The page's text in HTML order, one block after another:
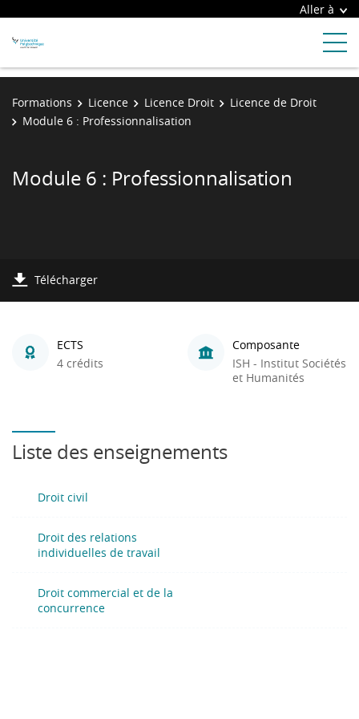
Aller à
Formations Licence Licence Droit
Licence de Droit
Module 6 : Professionnalisation
Module 6 : Professionnalisation
Télécharger
ECTS
4 crédits
Composante
ISH - Institut Sociétés
et Humanités
Liste des enseignements
Droit civil
Droit des relations
individuelles de travail
Droit commercial et de la
concurrence